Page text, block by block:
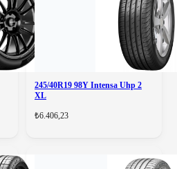
245/40R19 98Y Intensa Uhp 2
XL
₺6.406,23